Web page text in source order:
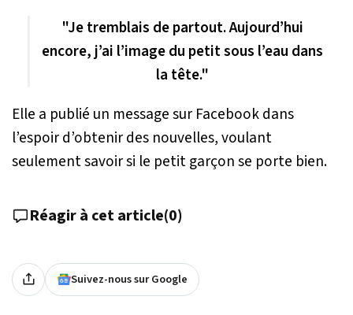
"Je tremblais de partout. Aujourd’hui
encore, j’ai l’image du petit sous l’eau dans
la tête."
Elle a publié un message sur Facebook dans
l’espoir d’obtenir des nouvelles, voulant
seulement savoir si le petit garçon se porte bien.
Réagir à cet article(0)
Suivez-nous sur Google